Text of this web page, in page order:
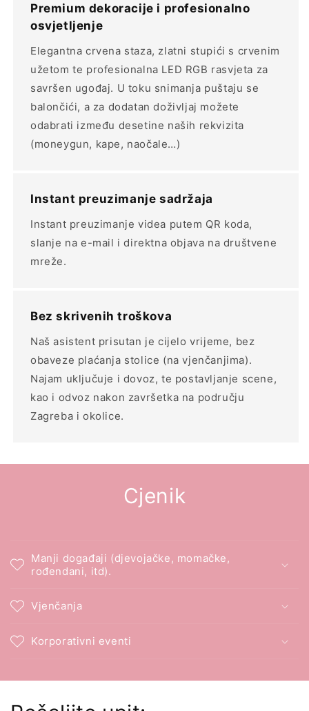
Premium dekoracije i profesionalno
osvjetljenje
Elegantna crvena staza, zlatni stupići s crvenim
užetom te profesionalna LED RGB rasvjeta za
savršen ugođaj. U toku snimanja puštaju se
balončići, a za dodatan doživljaj možete
odabrati između desetine naših rekvizita
(moneygun, kape, naočale…)
Instant preuzimanje sadržaja
Instant preuzimanje videa putem QR koda,
slanje na e-mail i direktna objava na društvene
mreže.
Bez skrivenih troškova
Naš asistent prisutan je cijelo vrijeme, bez
obaveze plaćanja stolice (na vjenčanjima).
Najam uključuje i dovoz, te postavljanje scene,
kao i odvoz nakon završetka na području
Zagreba i okolice.
Cjenik
Manji događaji (djevojačke, momačke,
rođendani, itd).
Vjenčanja
Korporativni eventi